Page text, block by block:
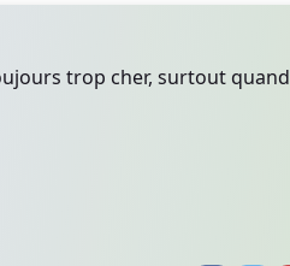
trop cher, surtout quand